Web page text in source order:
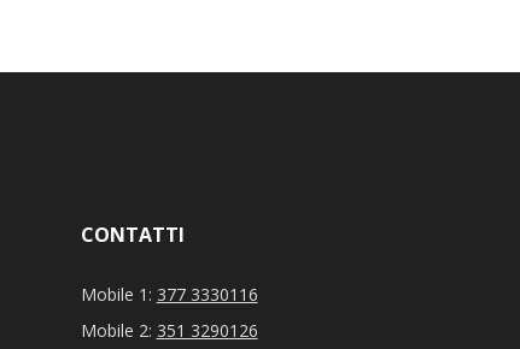
CONTATTI
Mobile 1: 377 3330116
Mobile 2: 351 3290126